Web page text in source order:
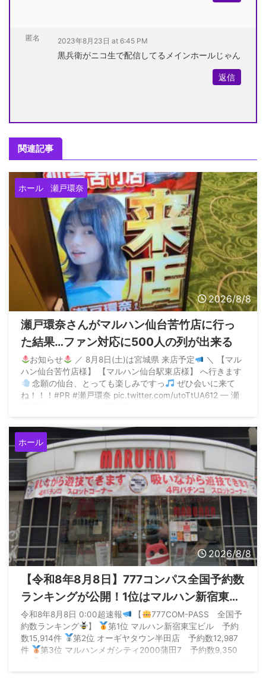
匿名 2023年8月23日 at 6:45 PM
黒兵衛がニコ生で配信してるメインホールじゃん
返信
関連記事
ホール 瀬戸環奈
2026/8/8
瀬戸環奈さんがマルハン仙台苦竹店に行っ
た結果…ファン対応に500人の列が出来る
お知らせ ／ 8月8日(土)は宮城県 来店予定
＼ 【マル
ハン仙台苦竹店様】 【マルハン仙台駅東店様】 へ行きます
念願の仙台、とっても楽しみですっ
ぜひ会いに来て
ね！！！#PR #瀬戸環奈 pic.twitter.com/utoTtUA612 — 瀬
ホール
2026/8/8
【令和8年8月8日】777コンパス全国予約数
ランキングが公開！1位はマルハン新宿東宝
の1.5万件
令和8年8月8日 0:00超速報 【
777COM-PASS 全国予
約数ランキング
】
第1位 マルハン新宿東宝ビル 予約
数15,914件
第2位 オーギヤタウン半田店 予約数12,987
件
第3位 マルハンメガシティ2000蒲田7 予約数9,350